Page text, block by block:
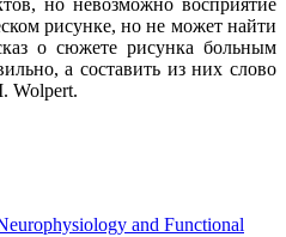
рисунке, но не может найти
о сюжете рисунка больным
а составить из них слово
Wolpert.
and Functional